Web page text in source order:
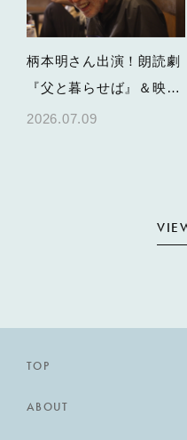
柄本明さん出演！朗読劇
『父と暮らせば』＆映画
特別上映の開催決定
2026.07.09
TOP
ABOUT